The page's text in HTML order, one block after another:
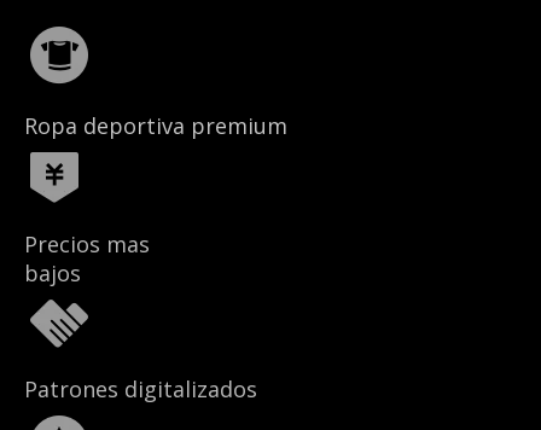
Ropa deportiva premium
Precios mas
bajos
Patrones digitalizados